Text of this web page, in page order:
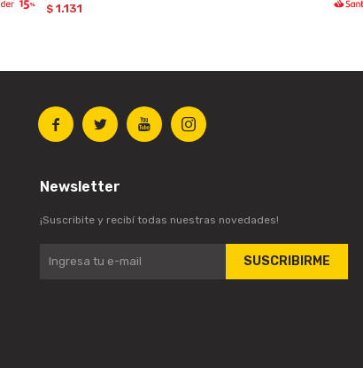
$ 1.131
   
Newsletter
¡Suscribite y recibí todas nuestras novedades!
SUSCRIBIRME